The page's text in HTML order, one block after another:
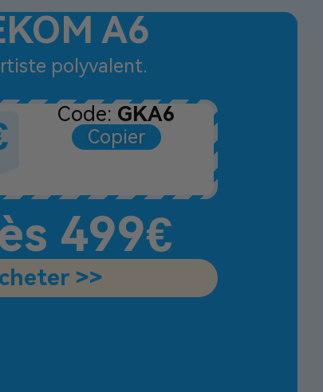
A6
polyvalent.
Code: GKA6
Copier
499€
>>